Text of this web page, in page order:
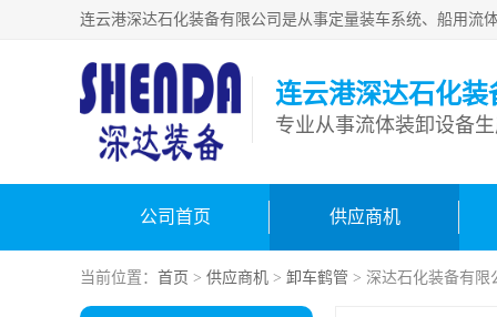
连云港深达石化装
公司首页 供应商机
当前位置： 首页 > 供应商机 > 卸车鹤管 > 深达石化装备有限